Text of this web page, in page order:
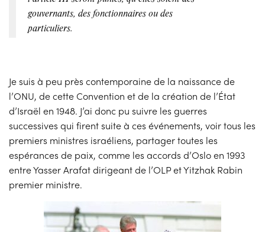
gouvernants, des fonctionnaires ou des
particuliers.
Je suis à peu près contemporaine de la naissance de
l’ONU, de cette Convention et de la création de l’État
d’Israël en 1948. J’ai donc pu suivre les guerres
successives qui firent suite à ces événements, voir tous les
premiers ministres israéliens, partager toutes les
espérances de paix, comme les accords d’Oslo en 1993
entre Yasser Arafat dirigeant de l’OLP et Yitzhak Rabin
premier ministre.